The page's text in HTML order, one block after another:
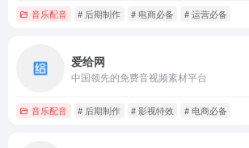
音乐配音 # 后期制作 # 电商必备 # 运营必备
爱给网
中国领先的免费音视频素材平台
音乐配音 # 后期制作 # 影视特效 # 电商必备